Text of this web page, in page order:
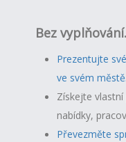
Bez
Prezentujte
ve svém městě.
Získejte vlastní
nabídky,
Převezměte